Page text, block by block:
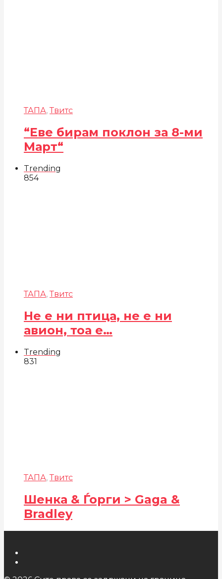
ТАПА, Твитс
“Еве бирам поклон за 8-ми
Март“
Trending
854
ТАПА, Твитс
Не е ни птица, не е ни
авион, тоа е…
Trending
831
ТАПА, Твитс
Шенка & Ѓорги > Gaga &
Bradley